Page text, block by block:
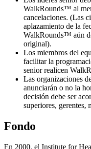
WalkRounds™ al
cancelaciones. (Las
aplazamiento de la
WalkRounds™ aún
original).
Los miembros del
facilitar la
senior realicen
Las organizaciones
anunciarán o no la
decisión debe ser
superiores, gerentes,
Fondo
En 2000, el Institute for